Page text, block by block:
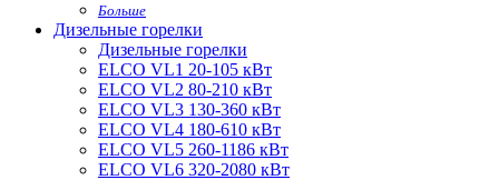
Больше
Дизельные горелки
Дизельные горелки
ELCO VL1 20-105 кВт
ELCO VL2 80-210 кВт
ELCO VL3 130-360 кВт
ELCO VL4 180-610 кВт
ELCO VL5 260-1186 кВт
ELCO VL6 320-2080 кВт